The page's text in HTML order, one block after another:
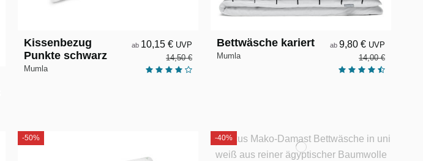
Kissenbezug
Punkte schwarz
Mumla
ab 10,15 € UVP
14,50 €
Bettwäsche kariert
Mumla
ab 9,80 € UVP
14,00 €
-50% -40%